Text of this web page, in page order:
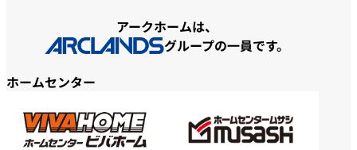
アークホームは、
グループの一員です。
ホームセンター